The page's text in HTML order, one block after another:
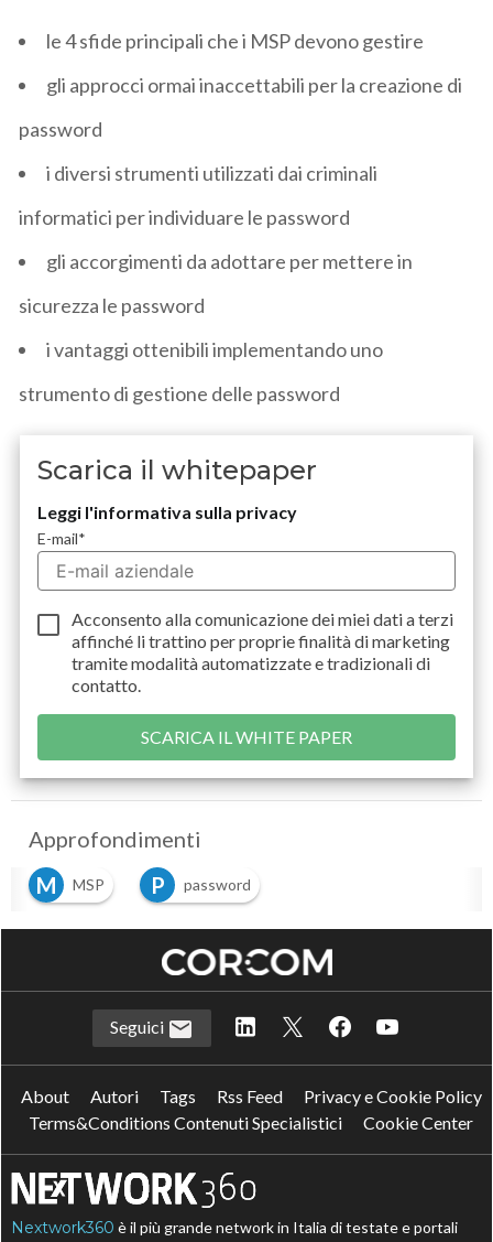
le 4 sfide principali che i MSP devono gestire
gli approcci ormai inaccettabili per la creazione di
password
i diversi strumenti utilizzati dai criminali
informatici per individuare le password
gli accorgimenti da adottare per mettere in
sicurezza le password
i vantaggi ottenibili implementando uno
strumento di gestione delle password
Scarica il whitepaper
Leggi l'informativa sulla privacy
E-mail*
Acconsento alla comunicazione dei miei dati aterzi
affinché li trattino per proprie finalità di marketing
tramite modalità automatizzate e tradizionali di
contatto.
Approfondimenti
M
MSP P password
Seguici
About Autori Tags Rss Feed
Privacy e Cookie Policy
Terms&Conditions Contenuti Specialistici
Cookie Center
Nextwork360 è il più grande network in Italia di testate e portali